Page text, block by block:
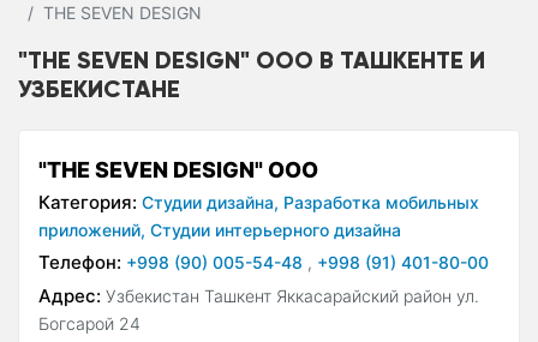
THE SEVEN DESIGN
"THE SEVEN DESIGN" ООО В ТАШКЕНТЕ И
УЗБЕКИСТАНЕ
"THE SEVEN DESIGN" ООО
Категория: Студии дизайна, Разработка мобильных
приложений, Студии интерьерного дизайна
Телефон: +998 (90) 005-54-48 , +998 (91) 401-80-00
Адрес: Узбекистан Ташкент Яккасарайский район ул.
Богсарой 24